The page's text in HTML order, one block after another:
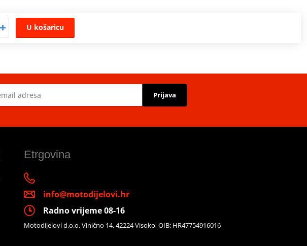
U košaricu
Prijava
Etrgovina
info@motodijelovi.hr
Radno vrijeme 08-16
Motodijelovi d.o.o, Vinično 14, 42224 Visoko, OIB: HR47754916016